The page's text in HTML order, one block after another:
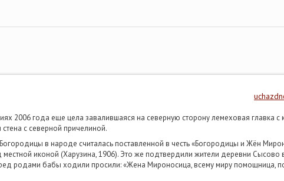
2006 года еще цела завалившаяся на северную сторону лемеховая главка с
с северной причелиной.
в народе считалась поставленной в честь «Богородицы и Жён
иконой (Харузина, 1906). Это же подтвердили жители деревни Сысово
родами бабы ходили просили: «Жена Мироносица, всему миру помощница,